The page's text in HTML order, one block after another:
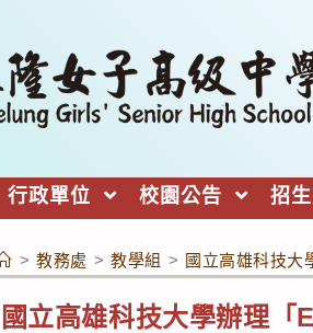
行政單位 校園公告 招
> 教務處 > 教學組 > 國立高雄科技大
國立高雄科技大學辦理「